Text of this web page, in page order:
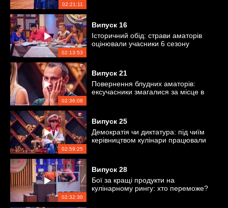
02:21:11
02:13:53
Випуск 16
Історичний обід: страви аматорів
оцінювали учасники 6 сезону
02:36:08
Випуск 21
Повернення блудних аматорів:
ексучасники змагалися за місце в
02:59:25
Випуск 25
Демократія чи диктатура: під чиїм
керівництвом кулінари працювали
02:32:30
Випуск 28
Бої за кращі продукти на
кулінарному рингу: хто переможе?